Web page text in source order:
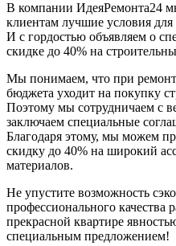
В компании ИдеяРемонта24
клиентам лучшие условия
И с гордостью объявляем о
скидке до 40% на
Мы понимаем, что при
бюджета уходит на покупку
Поэтому мы сотрудничаем с
заключаем специальные
Благодаря этому, мы можем
скидку до 40% на широкий
материалов.
Не упустите возможность
профессионального качества
прекрасной квартире
специальным предложением!